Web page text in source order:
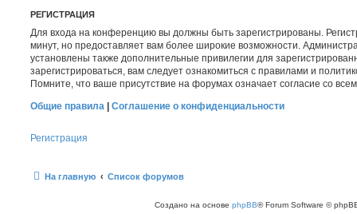
РЕГИСТРАЦИЯ
Для входа на конференцию вы должны быть зарегистрированы.
минут, но предоставляет вам более широкие возможности.
установлены также дополнительные привилегии для
зарегистрироваться, вам следует ознакомиться с правилами и
Помните, что ваше присутствие на форумах означает согласие со
Общие правила
Соглашение о конфиденциальности
Регистрация
На главную Список форумов
Создано на основе phpBB® Forum Software ©